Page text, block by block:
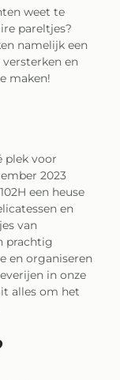
weet te
pareltjes?
namelijk een
en
maken!
plek voor
2023
een heuse
en
van
prachtig
en organiseren
in onze
alles om het